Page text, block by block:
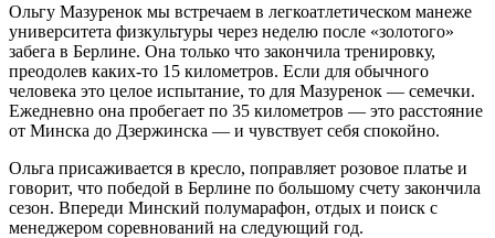
Ольгу Мазуренок мы встречаем в легкоатлетическом манеже
университета физкультуры через неделю после «золотого»
забега в Берлине. Она только что закончила тренировку,
преодолев каких-то 15 километров. Если для обычного
человека это целое испытание, то для Мазуренок — семечки.
Ежедневно она пробегает по 35 километров — это расстояние
от Минска до Дзержинска — и чувствует себя спокойно.
Ольга присаживается в кресло, поправляет розовое платье и
говорит, что победой в Берлине по большому счету закончила
сезон. Впереди Минский полумарафон, отдых и поиск с
менеджером соревнований на следующий год.